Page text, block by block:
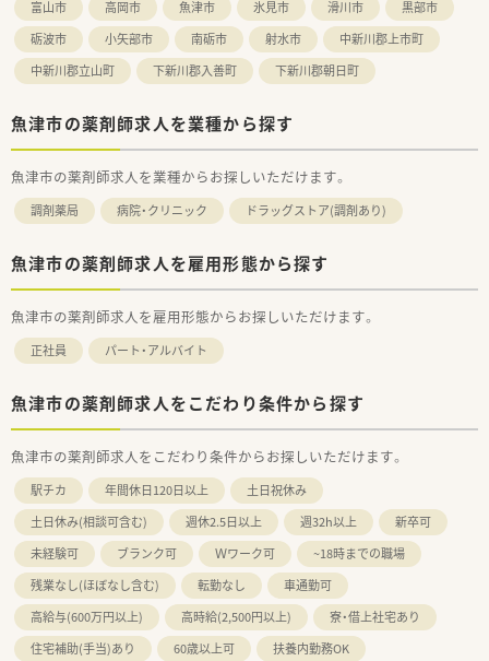
富山市 高岡市 魚津市 氷見市 滑川市
黒部市
砺波市
小矢部市 南砺市 射水市
中新川郡上市町
中新川郡立山町
下新川郡入善町 下新川郡朝日町
魚津市の薬剤師求人を業種から探す
魚津市の薬剤師求人を業種からお探しいただけます。
調剤薬局 病院・クリニック ドラッグストア(調剤あり)
魚津市の薬剤師求人を雇用形態から探す
魚津市の薬剤師求人を雇用形態からお探しいただけます。
正社員 パート・アルバイト
魚津市の薬剤師求人をこだわり条件から探す
魚津市の薬剤師求人をこだわり条件からお探しいただけます。
駅チカ 年間休日120日以上
土日祝休み
土日休み(相談可含む)
週休2.5日以上 週32h以上
新卒可
未経験可
ブランク可 Ｗワーク可
~18時までの職場
残業なし(ほぼなし含む)
転勤なし
車通勤可
高給与(600万円以上)
高時給(2,500円以上)
寮・借上社宅あり
住宅補助(手当)あり
60歳以上可
扶養内勤務OK